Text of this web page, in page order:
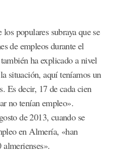
populares subraya que se
de empleos durante el
ha explicado a nivel
situación, aquí teníamos un
Es decir, 17 de cada cien
no tenían empleo».
de 2013, cuando se
en Almería, «han